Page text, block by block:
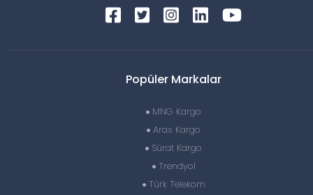
Popüler Markalar
MNG Kargo
Aras Kargo
Sürat Kargo
Trendyol
Türk Telekom